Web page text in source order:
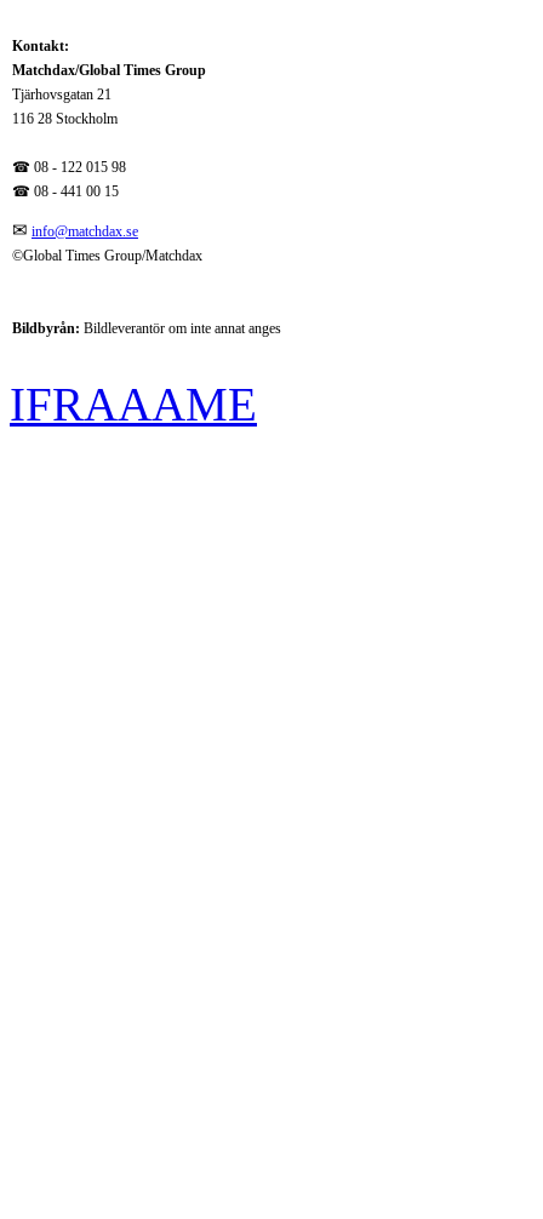
Kontakt:
Matchdax/Global Times Group
Tjärhovsgatan 21
116 28 Stockholm
☎ 08 - 122 015 98
☎ 08 - 441 00 15
✉ info@matchdax.se
©Global Times Group/Matchdax
Bildbyrån: Bildleverantör om inte annat anges
IFRAAAME